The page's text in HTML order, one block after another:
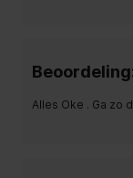
Alles Oke . Ga zo